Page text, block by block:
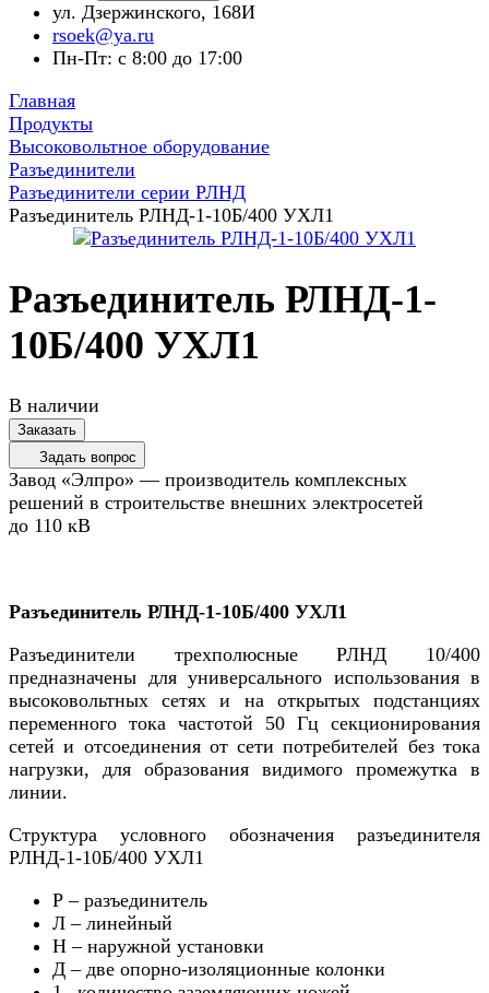
ул. Дзержинского, 168И
rsoek@ya.ru
Пн-Пт: с 8:00 до 17:00
Главная
Продукты
Высоковольтное оборудование
Разъединители
Разъединители серии РЛНД
Разъединитель РЛНД-1-10Б/400 УХЛ1
Разъединитель РЛНД-1-
10Б/400 УХЛ1
В наличии
Заказать
Задать вопрос
Завод «Элпро» — производитель комплексных
решений в строительстве внешних электросетей
до 110 кВ
Разъединитель РЛНД-1-10Б/400 УХЛ1
Разъединители трехполюсные РЛНД 10/400
предназначены для универсального использования в
высоковольтных сетях и на открытых подстанциях
переменного тока частотой 50 Гц секционирования
сетей и отсоединения от сети потребителей без тока
нагрузки, для образования видимого промежутка в
линии.
Структура условного обозначения разъединителя
РЛНД-1-10Б/400 УХЛ1
Р – разъединитель
Л – линейный
Н – наружной установки
Д – две опорно-изоляционные колонки